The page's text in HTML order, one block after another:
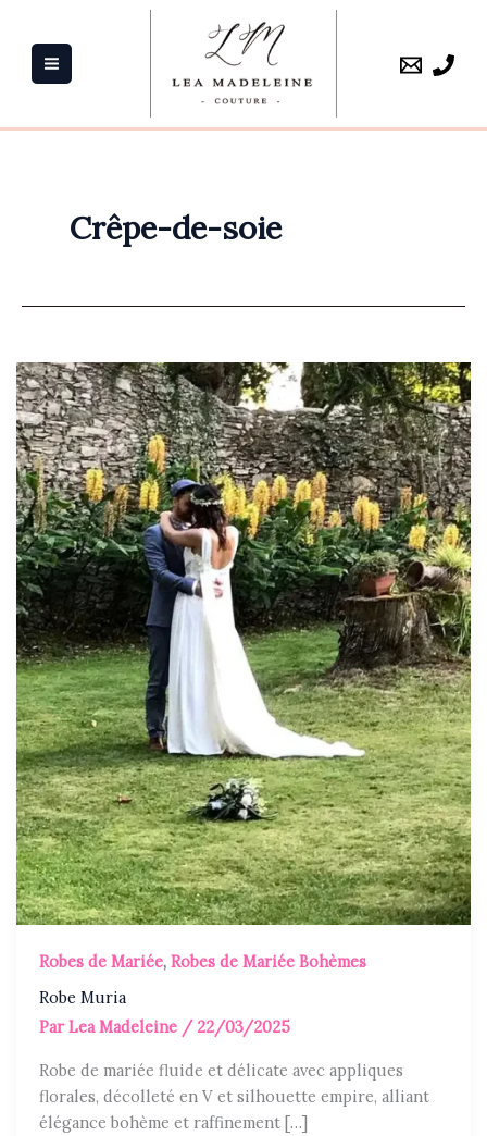
contenu
Crêpe-de-soie
Robes de Mariée,Robes de Mariée Bohèmes
Robe Muria
ParLea Madeleine / 22/03/2025
Robe de mariée fluide et délicate avec appliques
florales, décolleté en V et silhouette empire, alliant
élégance bohème et raffinement […]